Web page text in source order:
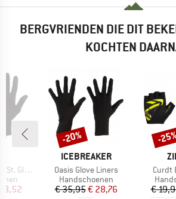
BERGVRIENDEN DIE DIT
KOCHTEN
Glove
prijs
MERK
ICEBREAKER
Artikel
Oasis Glove Liners
Productgroep
Handschoenen
Prijs
€ 35,95Verlaagde prijs
€ 28,76
Korting
-20%
Artikel
Curdt
€
-